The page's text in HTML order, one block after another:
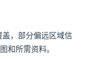
，部分偏远区域信
和所需资料。